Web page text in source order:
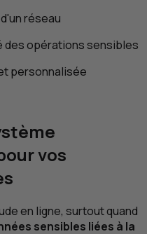
réseau
des opérations sensibles
personnalisée
vos
en ligne, surtout quand
sensibles liées à la